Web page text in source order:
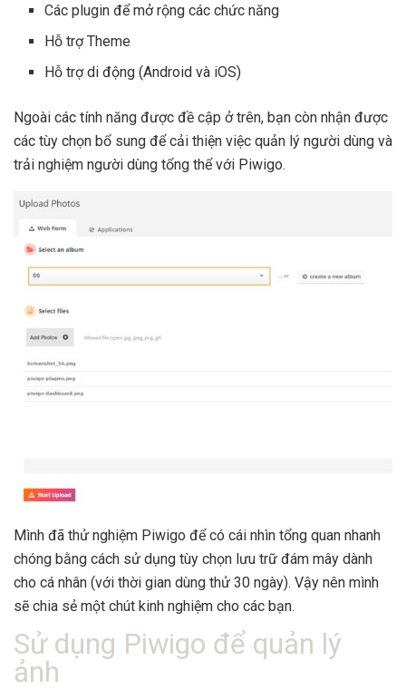
Các plugin để mở rộng các chức năng
Hỗ trợ Theme
Hỗ trợ di động (Android và iOS)
Ngoài các tính năng được đề cập ở trên, bạn còn nhận được
các tùy chọn bổ sung để cải thiện việc quản lý người dùng và
trải nghiệm người dùng tổng thể với Piwigo.
Mình đã thử nghiệm Piwigo để có cái nhìn tổng quan nhanh
chóng bằng cách sử dụng tùy chọn lưu trữ đám mây dành
cho cá nhân (với thời gian dùng thử 30 ngày). Vậy nên mình
sẽ chia sẻ một chút kinh nghiệm cho các bạn.
Sử dụng Piwigo để quản lý
ảnh